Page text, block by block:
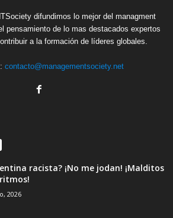
difundimos lo mejor del managment
pensamiento de lo mas destacados expertos
a la formación de líderes globales.
contacto@managementsociety.net
racista? ¡No me jodan! ¡Malditos
2026